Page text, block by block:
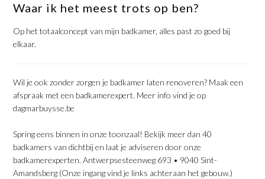
Waar ik het meest trots op ben?
Op het totaalconcept van mijn badkamer, alles past zo goed bij
elkaar.
Wil je ook zonder zorgen je badkamer laten renoveren? Maak een
afspraak met een badkamerexpert. Meer info vind je op
dagmarbuysse.be
Spring eens binnen in onze toonzaal! Bekijk meer dan 40
badkamers van dichtbij en laat je adviseren door onze
badkamerexperten. Antwerpsesteenweg 693 • 9040 Sint-
Amandsberg (Onze ingang vind je links achteraan het gebouw.)